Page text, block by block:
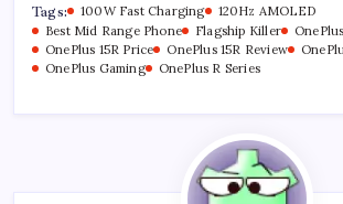
Tags: 100W Fast Charging
120Hz AMOLED
Best Mid Range Phone
Flagship Killer
OnePlus 15R Price
OnePlus 15R Review
OnePlus Gaming
OnePlus R Series